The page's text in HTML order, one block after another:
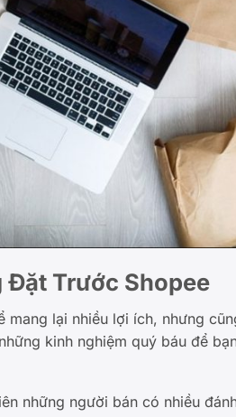
Đặt Trước Shopee
mang lại nhiều lợi ích, nhưng
kinh nghiệm quý báu để
những người bán có nhiều